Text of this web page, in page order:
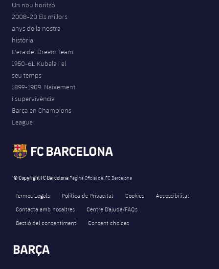
Un nou horitzó
2008-20 Els millors
anys de la nostra
història
L'era del Dream Team
1950-61. Kubala i el
seu temps
1899-1909. Naixement
i supervivència
Barça en Champions
League
© Copyright FC Barcelona Pàgina Oficial del FC Barcelona
Termes Legals Política de Privacitat Cookies
Accessibilitat
Contacta amb nosaltres
Centre D’ajuda/FAQs
Gestió del consentiment
Consent choices